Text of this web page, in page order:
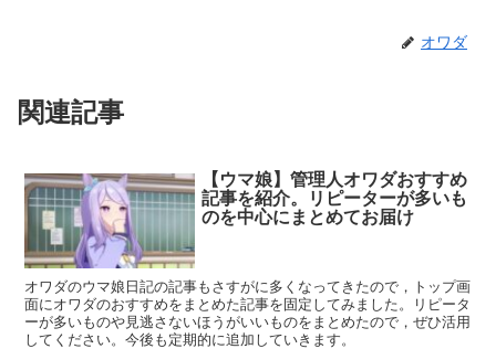
オワダ
関連記事
【ウマ娘】管理人オワダおすすめ
記事を紹介。リピーターが多いも
のを中心にまとめてお届け
オワダのウマ娘日記の記事もさすがに多くなってきたので，トップ画
面にオワダのおすすめをまとめた記事を固定してみました。リピータ
ーが多いものや見逃さないほうがいいものをまとめたので，ぜひ活用
してください。今後も定期的に追加していきます。